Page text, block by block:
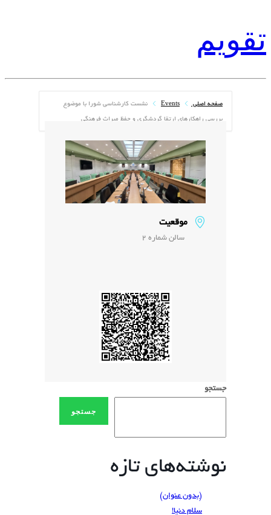
تقویم
صفحه اصلی Events نشست کارشناسی شورا با موضوع
بررسی راهکارهای ارتقا گردشگری و حفظ میراث فرهنگی
موقعیت
سالن شماره 2
جستجو
جستجو
نوشته‌های تازه
(بدون عنوان)
سلام دنیا!